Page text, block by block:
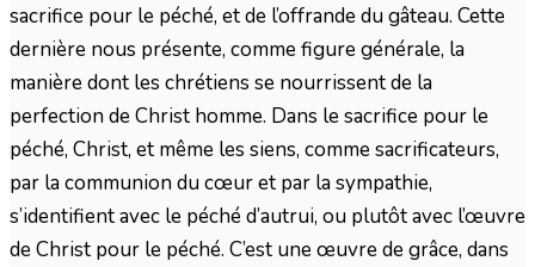
sacrifice pour le péché, et de l’offrande du gâteau. Cette
dernière nous présente, comme figure générale, la
manière dont les chrétiens se nourrissent de la
perfection de Christ homme. Dans le sacrifice pour le
péché, Christ, et même les siens, comme sacrificateurs,
par la communion du cœur et par la sympathie,
s’identifient avec le péché d’autrui, ou plutôt avec l’œuvre
de Christ pour le péché. C’est une œuvre de grâce, dans